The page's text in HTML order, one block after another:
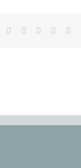
LinkedInWhatsApp
TumblrPinterest